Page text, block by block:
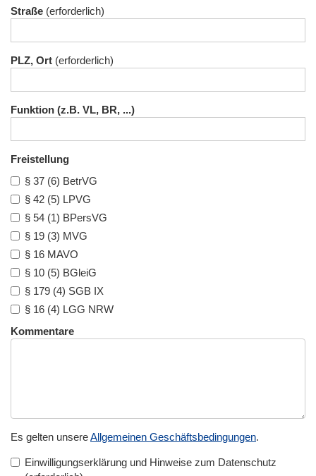
Straße
PLZ, Ort
Funktion (z.B. VL, BR, ...)
Freistellung
§ 37 (6) BetrVG
§ 42 (5) LPVG
§ 54 (1) BPersVG
§ 19 (3) MVG
§ 16 MAVO
§ 10 (5) BGleiG
§ 179 (4) SGB IX
§ 16 (4) LGG NRW
Kommentare
Es gelten unsereAllgemeinen Geschäftsbedingungen.
Einwilligungserklärung und Hinweise zum Datenschutz